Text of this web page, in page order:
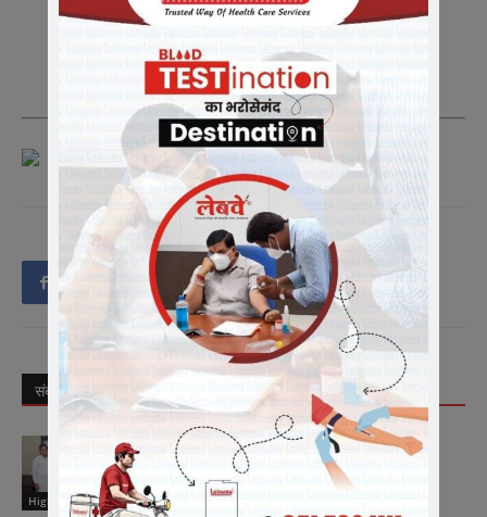
Also Join us On Telegram
https://t.me/newsindia365
समाचारो के अपडेट के लिए ग्रुप को ज्वाइन करे|
संबंधित लेख लेखक से और अधिक
Highlights
मीडिया में संगठन को सशक्त रूप से प्रस्तुत करें
मीडिया प्रभारी – चेतन्य काश्यप